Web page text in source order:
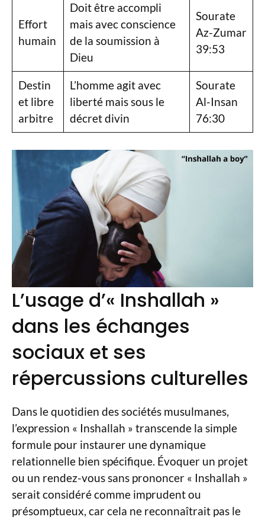
Effort
humain
Doit être accompli
mais avec conscience
de la soumission à
Dieu
Sourate
Az-Zumar
39:53
Destin
et libre
arbitre
L’homme agit avec
liberté mais sous le
décret divin
Sourate
Al-Insan
76:30
L’usage d’« Inshallah »
dans les échanges
sociaux et ses
répercussions culturelles
Dans le quotidien des sociétés musulmanes,
l’expression « Inshallah » transcende la simple
formule pour instaurer une dynamique
relationnelle bien spécifique. Évoquer un projet
ou un rendez-vous sans prononcer « Inshallah »
serait considéré comme imprudent ou
présomptueux, car cela ne reconnaîtrait pas le